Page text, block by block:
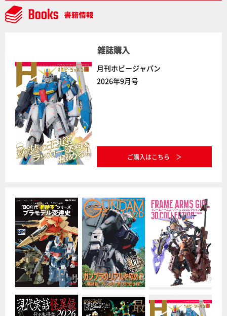
雑誌購入
月刊ホビージャパン
2026年9月号
ご購入はこちら